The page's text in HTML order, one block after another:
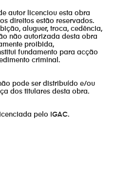
autor licenciou esta obra
direitos estão reservados.
aluguer, troca, cedência,
não autorizada desta obra
proibida,
fundamento para acção
criminal.
pode ser distribuído e/ou
dos titulares desta obra.
pelo IGAC.